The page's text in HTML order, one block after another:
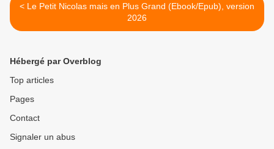
< Le Petit Nicolas mais en Plus Grand (Ebook/Epub), version
2026
Hébergé par Overblog
Top articles
Pages
Contact
Signaler un abus